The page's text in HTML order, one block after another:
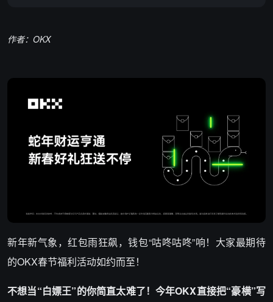
作者：OKX
新年新气象，红包雨狂飙，钱包“咕咚咕咚”响！大家最期待
的OKX春节福利活动如约而至！
不想当“白嫖王”的你简直太难了！今年OKX直接把“豪横”写